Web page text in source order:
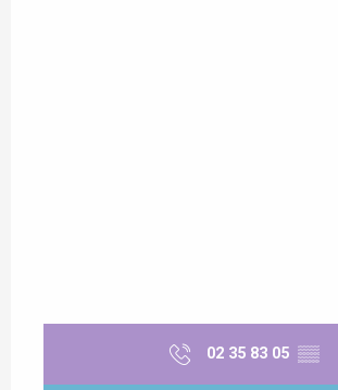
02 35 83 05 ▒▒